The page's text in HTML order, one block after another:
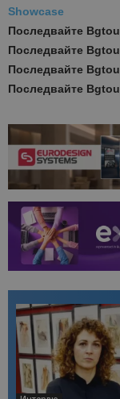
Showcase
Последвайте
Последвайте
Последвайте
Последвайте